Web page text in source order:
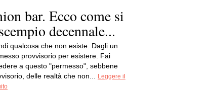
bar. Ecco come si
decennale...
qualcosa che non esiste. Dagli un
provvisorio per esistere. Fai
a questo "permesso", sebbene
delle realtà che non...
Leggere il